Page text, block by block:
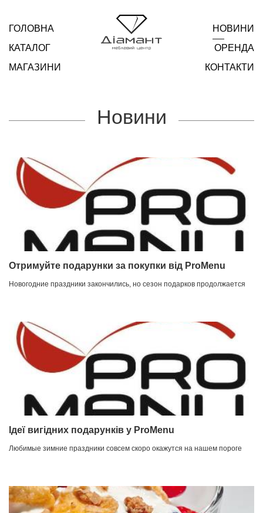
ГОЛОВНА
КАТАЛОГ
МАГАЗИНИ
НОВИНИ
ОРЕНДА
КОНТАКТИ
Новини
Отримуйте подарунки за покупки від ProMenu
Новогодние праздники закончились, но сезон подарков продолжается
Ідеї ​​вигідних подарунків у ProMenu
Любимые зимние праздники совсем скоро окажутся на нашем пороге